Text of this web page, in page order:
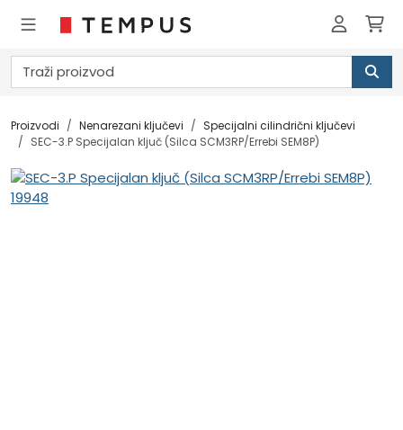
Proizvodi Nenarezani ključevi
Specijalni cilindrični ključevi
SEC-3.P Specijalan ključ (Silca SCM3RP/Errebi SEM8P)